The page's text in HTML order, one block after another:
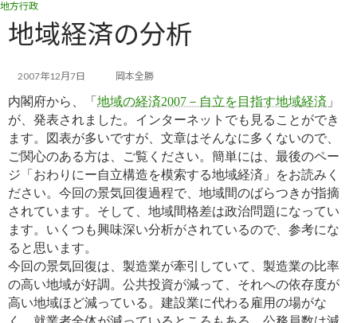
コ
テ
ス
キ
ナ
ゲ
ン
に
地方行政
地域経済の分析
2007年12月7日 岡本全勝
内閣府から、「 地域の経済2007－自立を目指す地域経済 」
が、発表されました。インターネットでも見ることができ
ます。図表が多いですが、文章はそんなに多くないので、
ご関心のある方は、ご覧ください。簡単には、最後のペー
ジ「おわりにー自立構造を模索する地域経済」をお読みく
ださい。 今回の景気回復過程で、地域間のばらつきが指摘
されています。そして、地域間格差は政治問題になってい
ます。いくつも興味深い分析がされているので、参考にな
ると思います。
今回の景気回復は、製造業が牽引していて、製造業の比率
の高い地域が好調。公共投資が減って、それへの依存度が
高い地域ほど減っている。建設業に代わる雇用の場がな